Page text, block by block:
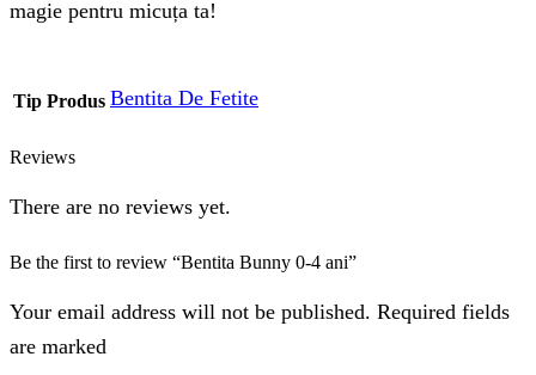
magie pentru micuța ta!
Tip Produs Bentita De Fetite
Reviews
There are no reviews yet.
Be the first to review “Bentita Bunny 0-4 ani”
Your email address will not be published. Required fields
are marked